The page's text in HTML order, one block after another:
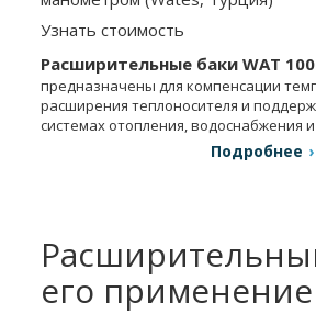
Узнать стоимость
Расширительные баки WAT
предназначены для компенсации
расширения теплоносителя и
системах отопления, водоснабжения и
Подробнее
его применение